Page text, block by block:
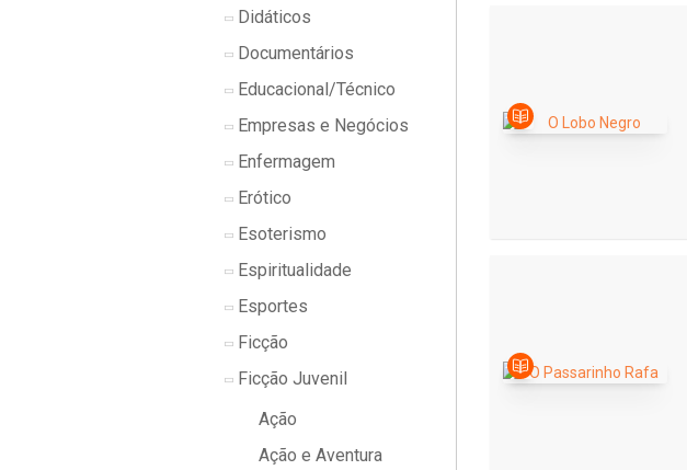
Didáticos
Documentários
Educacional/Técnico
Empresas e Negócios
Enfermagem
Erótico
Esoterismo
Espiritualidade
Esportes
Ficção
Ficção Juvenil
Ação
Ação e Aventura